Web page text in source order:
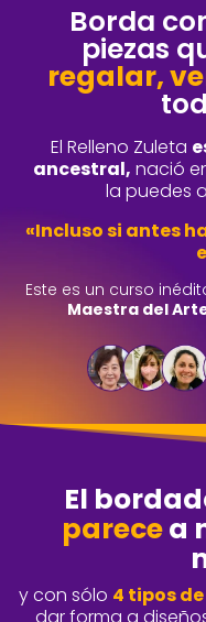
Borda
piezas
regalar,
El Relleno Zuleta
ancestral, nació
la puedes
«Incluso si antes
Este es un curso
Maestra del
El
parecea
y con sólo 4 tipos